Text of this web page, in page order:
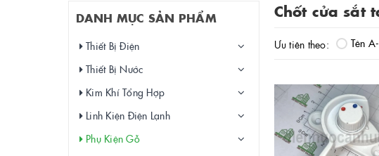
Chốt cửa sắt
Ưu tiên theo: Tên
DANH MỤC SẢN PHẨM
Thiết Bị Điện
Thiết Bị Nước
Kim Khí Tổng Hợp
Linh Kiện Điện Lạnh
Phụ Kiện Gỗ